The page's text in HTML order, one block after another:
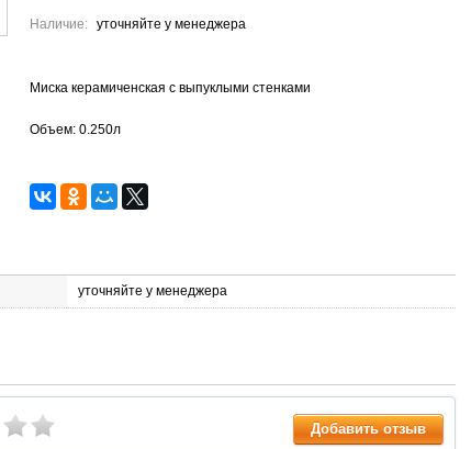
Наличие: уточняйте у менеджера
Миска керамиченская с выпуклыми стенками
Объем: 0.250л
уточняйте у менеджера
Добавить отзыв